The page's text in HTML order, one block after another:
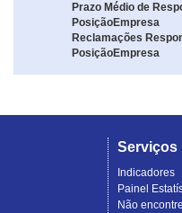
Prazo Médio de
PosiçãoEmpresa
Reclamações
PosiçãoEmpresa
Serviços
Indicadores
Painel
Não